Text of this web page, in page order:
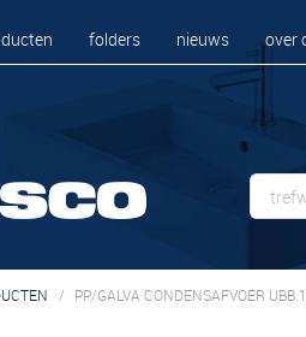
folders nieuws over
PP/GALVA CONDENSAFVOER